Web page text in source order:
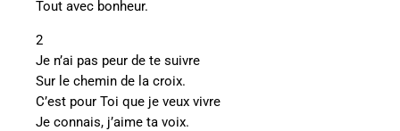
Tout avec bonheur.
2
Je n’ai pas peur de te suivre
Sur le chemin de la croix.
C’est pour Toi que je veux vivre
Je connais, j’aime ta voix.